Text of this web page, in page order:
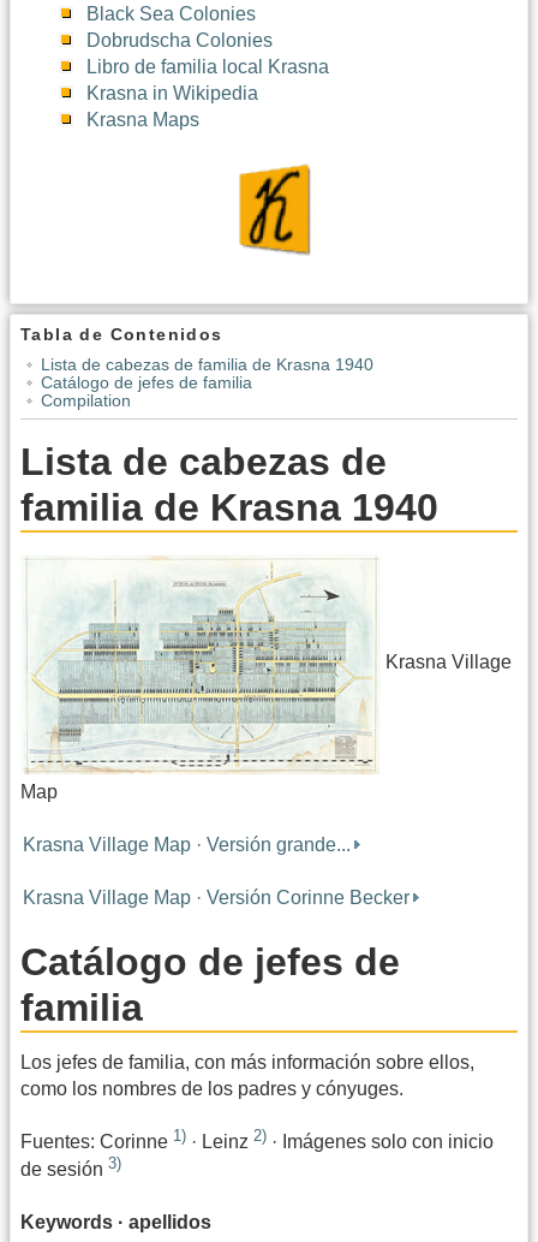
Black Sea Colonies
Dobrudscha Colonies
Libro de familia local Krasna
Krasna in Wikipedia
Krasna Maps
Tabla de Contenidos
Lista de cabezas de familia de Krasna 1940
Catálogo de jefes de familia
Compilation
Lista de cabezas de
familia de Krasna 1940
Krasna Village
Map
Krasna Village Map · Versión grande...
Krasna Village Map · Versión Corinne Becker
Catálogo de jefes de
familia
Los jefes de familia, con más información sobre ellos,
como los nombres de los padres y cónyuges.
Fuentes: Corinne 1) · Leinz 2) · Imágenes solo con inicio
de sesión 3)
Keywords · apellidos